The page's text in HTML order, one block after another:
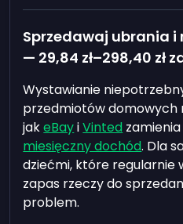
Sprzedawaj ubrania i
— 29,84 zł–298,40 zł
Wystawianie
przedmiotów
jakeBayiVinted
miesięczny dochód. Dla
dziećmi, które regularnie
zapas rzeczy do
problem.